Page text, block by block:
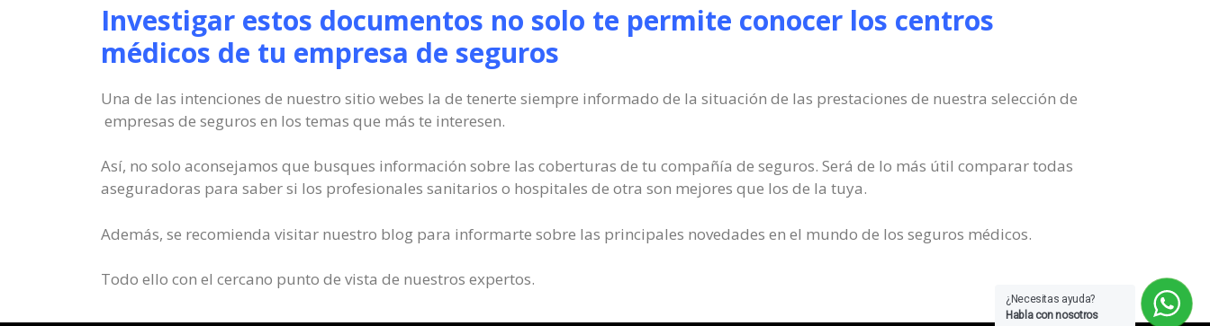
¿Necesitas ayuda?
Habla con nosotros
Investigar estos documentos no solo te permite conocer los centros
médicos de tu empresa de seguros
Una de las intenciones de nuestro sitio webes la de tenerte siempre informado de la situación de las prestaciones de nuestra selección de
empresas de seguros en los temas que más te interesen.
Así, no solo aconsejamos que busques información sobre las coberturas de tu compañía de seguros. Será de lo más útil comparar todas
aseguradoras para saber si los profesionales sanitarios o hospitales de otra son mejores que los de la tuya.
Además, se recomienda visitar nuestro blog para informarte sobre las principales novedades en el mundo de los seguros médicos.
Todo ello con el cercano punto de vista de nuestros expertos.